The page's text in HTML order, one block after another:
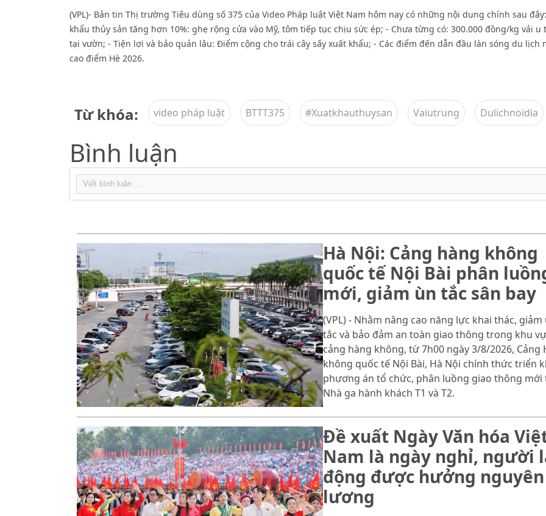
(VPL)- Bản tin Thị trường Tiêu dùng số 375 của Video Pháp luật Việt Nam hôm nay có những nội dung chính sau
khẩu thủy sản tăng hơn 10%: ghẹ rộng cửa vào Mỹ, tôm tiếp tục chịu sức ép; - Chưa từng có: 300.000 đồng/kg vải u
tại vườn; - Tiện lợi và bảo quản lâu: Điểm cộng cho trái cây sấy xuất khẩu; - Các điểm đến dẫn đầu làn sóng du lịch
cao điểm Hè 2026.
Từ khóa: video pháp luật BTTT375 #Xuatkhauthuysan Vaiutrung Dulichnoidia
Bình luận
Hà Nội: Cảng hàng không
quốc tế Nội Bài phân
mới, giảm ùn tắc sân bay
(VPL) - Nhằm nâng cao năng lực khai thác, giảm
tắc và bảo đảm an toàn giao thông trong khu
cảng hàng không, từ 7h00 ngày 3/8/2026, Cảng
không quốc tế Nội Bài, Hà Nội chính thức triển
phương án tổ chức, phân luồng giao thông mới
Nhà ga hành khách T1 và T2.
Đề xuất Ngày Văn hóa
Nam là ngày nghỉ, người
động được hưởng nguyên
lương